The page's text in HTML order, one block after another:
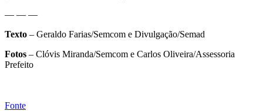
— — —
Texto – Geraldo Farias/Semcom e Divulgação/Semad
Fotos – Clóvis Miranda/Semcom e Carlos Oliveira/Assessoria
Prefeito
Fonte